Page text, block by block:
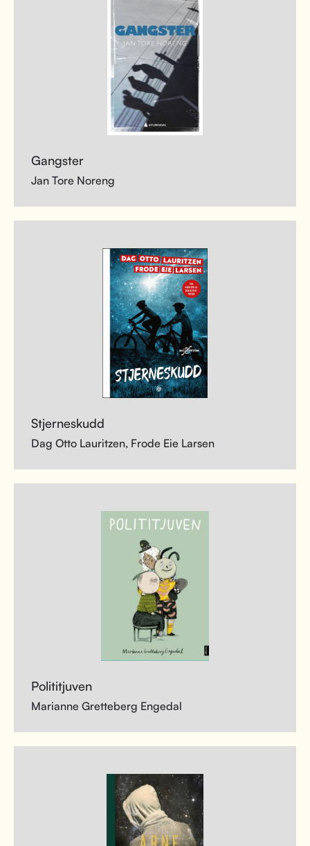
Gangster
Jan Tore Noreng
Stjerneskudd
Dag Otto Lauritzen, Frode Eie Larsen
Polititjuven
Marianne Gretteberg Engedal